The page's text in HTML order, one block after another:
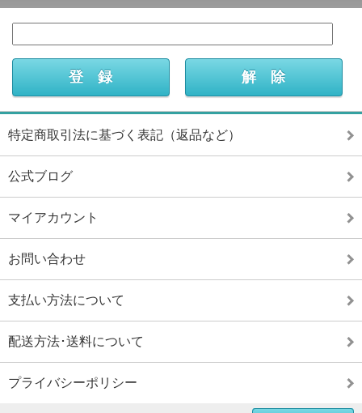
特定商取引法に基づく表記（返品など）
公式ブログ
マイアカウント
お問い合わせ
支払い方法について
配送方法･送料について
プライバシーポリシー